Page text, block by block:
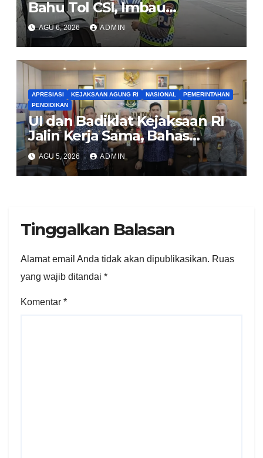
Bahu Tol CSI, Imbau
Pengendara Tertib
AGU 6, 2026 ADMIN
APRESIASI KEJAKSAAN AGUNG RI NASIONAL
PEMERINTAHAN
PENDIDIKAN
UI dan Badiklat Kejaksaan RI
Jalin Kerja Sama, Bahas
Pembentukan Pusat Studi
Kajian Kejaksaan
AGU 5, 2026 ADMIN
Tinggalkan Balasan
Alamat email Anda tidak akan dipublikasikan. Ruas
yang wajib ditandai *
Komentar *